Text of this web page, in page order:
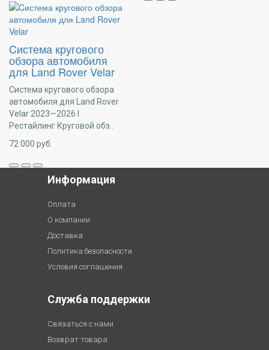
Cистема кругового
обзора автомобиля
для Land Rover Velar
Система кругового обзора
автомобиля для Land Rover
Velar 2023—2026 I
Рестайлинг Круговой обз..
72 000 руб.
Информация
Оплата
О компании
Доставка
Политика безопасности
Условия соглашения
Служба поддержки
Связаться с нами
Возврат товара